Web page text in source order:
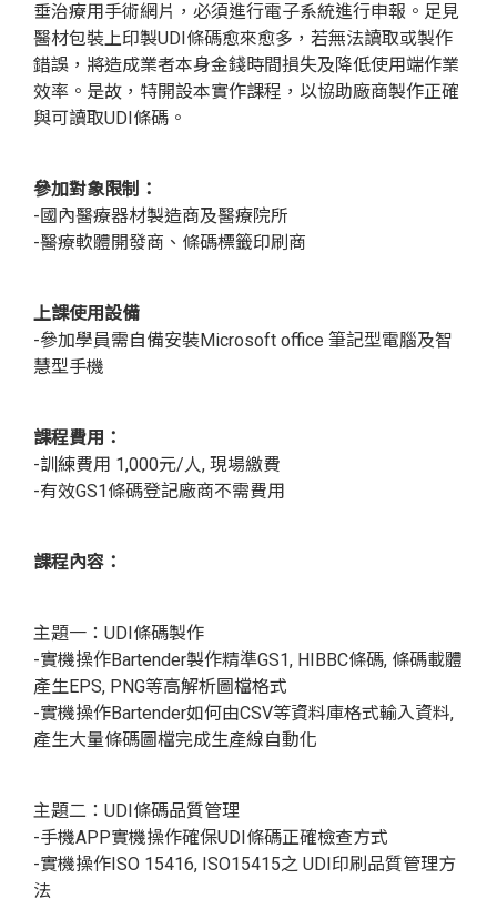
垂治療用手術網片，必須進行電子系統進行申報。足見
醫材包裝上印製UDI條碼愈來愈多，若無法讀取或製作
錯誤，將造成業者本身金錢時間損失及降低使用端作業
效率。是故，特開設本實作課程，以協助廠商製作正確
與可讀取UDI條碼。
參加對象限制：
-國內醫療器材製造商及醫療院所
-醫療軟體開發商、條碼標籤印刷商
上課使用設備
-參加學員需自備安裝Microsoft office 筆記型電腦及智
慧型手機
課程費用：
-訓練費用 1,000元/人, 現場繳費
-有效GS1條碼登記廠商不需費用
課程內容：
主題一：UDI條碼製作
-實機操作Bartender製作精準GS1, HIBBC條碼, 條碼載體
產生EPS, PNG等高解析圖檔格式
-實機操作Bartender如何由CSV等資料庫格式輸入資料,
產生大量條碼圖檔完成生產線自動化
主題二：UDI條碼品質管理
-手機APP實機操作確保UDI條碼正確檢查方式
-實機操作ISO 15416, ISO15415之 UDI印刷品質管理方
法